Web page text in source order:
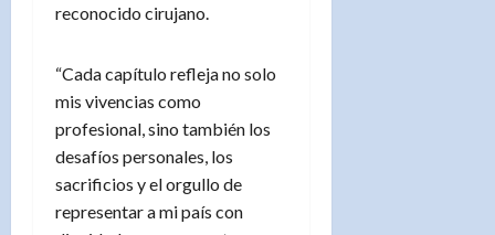
reconocido cirujano.
“Cada capítulo refleja no solo
mis vivencias como
profesional, sino también los
desafíos personales, los
sacrificios y el orgullo de
representar a mi país con